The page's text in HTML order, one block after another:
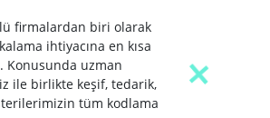
firmalardan biri olarak
ihtiyacına en kısa
Konusunda uzman
ile birlikte keşif, tedarik,
tüm kodlama